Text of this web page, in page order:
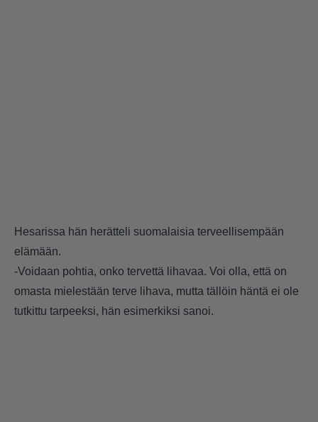
Hesarissa hän herätteli suomalaisia terveellisempään
elämään.
-Voidaan pohtia, onko tervettä lihavaa. Voi olla, että on
omasta mielestään terve lihava, mutta tällöin häntä ei ole
tutkittu tarpeeksi, hän esimerkiksi sanoi.